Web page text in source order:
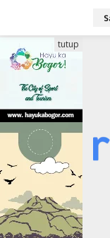
k
o
n
n
tutup